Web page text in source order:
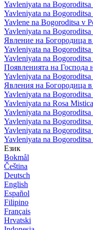
Yavleniyata na
Yavleniyata na
Yavlene na Bogoroditsa v
Yavleniyata na
Явление на Богородица
Yavleniyata na Bogoroditsa
Yavleniyata na Bogoroditsa
Появленията на Господа
Yavleniyata na
Явления на Богородица
Yavleniyata na
Yavleniyata na Rosa
Yavleniyata na Bogoroditsa
Yavleniyata na
Yavleniyata na
Yavleniyata na Bogoroditsa
Език
Bokmål
Čeština
Deutsch
English
Español
Filipino
Français
Hrvatski